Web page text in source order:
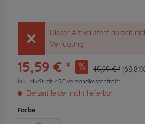
Dieser Artikel steht derzeit
Verfügung!
15,59 € * 49,99 € *
inkl. MwSt. ab 49€ versandkostenfrei**
Derzeit leider nicht lieferbar
Farbe